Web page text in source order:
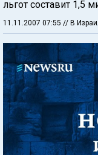
льгот составит 1,5
11.11.2007 07:55 // В